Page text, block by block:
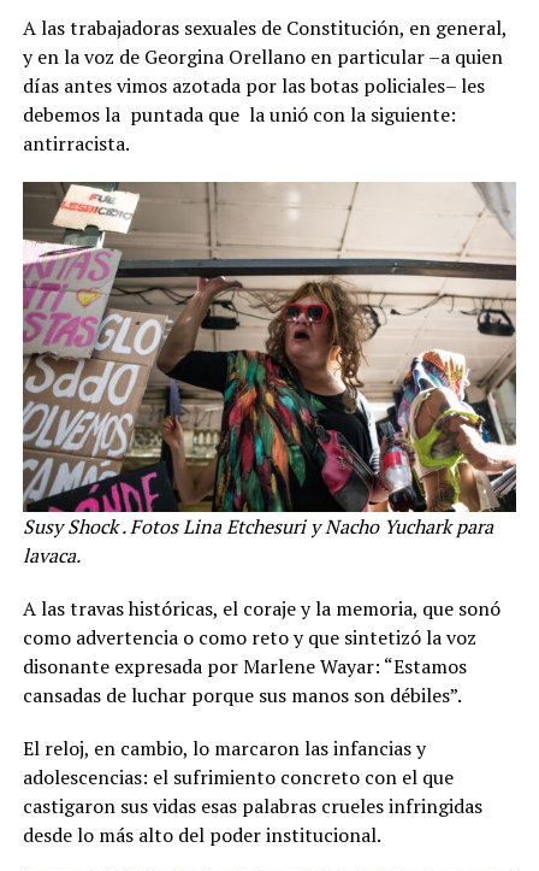
A las trabajadoras sexuales de Constitución, en general,
y en la voz de Georgina Orellano en particular –a quien
días antes vimos azotada por las botas policiales– les
debemos la puntada que la unió con la siguiente:
antirracista.
Susy Shock . Fotos Lina Etchesuri y Nacho Yuchark para
lavaca.
A las travas históricas, el coraje y la memoria, que sonó
como advertencia o como reto y que sintetizó la voz
disonante expresada por Marlene Wayar: “Estamos
cansadas de luchar porque sus manos son débiles”.
El reloj, en cambio, lo marcaron las infancias y
adolescencias: el sufrimiento concreto con el que
castigaron sus vidas esas palabras crueles infringidas
desde lo más alto del poder institucional.